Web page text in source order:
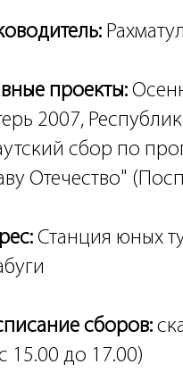
проекты:
2007,
сбор по
Отечество"
Станция юных
сборов:
15.00 до 17.00)